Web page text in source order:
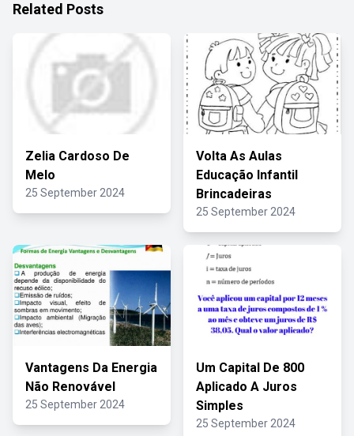
Related Posts
Zelia Cardoso De
Melo
25 September 2024
Volta As Aulas
Educação Infantil
Brincadeiras
25 September 2024
Vantagens Da Energia
Não Renovável
25 September 2024
Um Capital De 800
Aplicado A Juros
Simples
25 September 2024